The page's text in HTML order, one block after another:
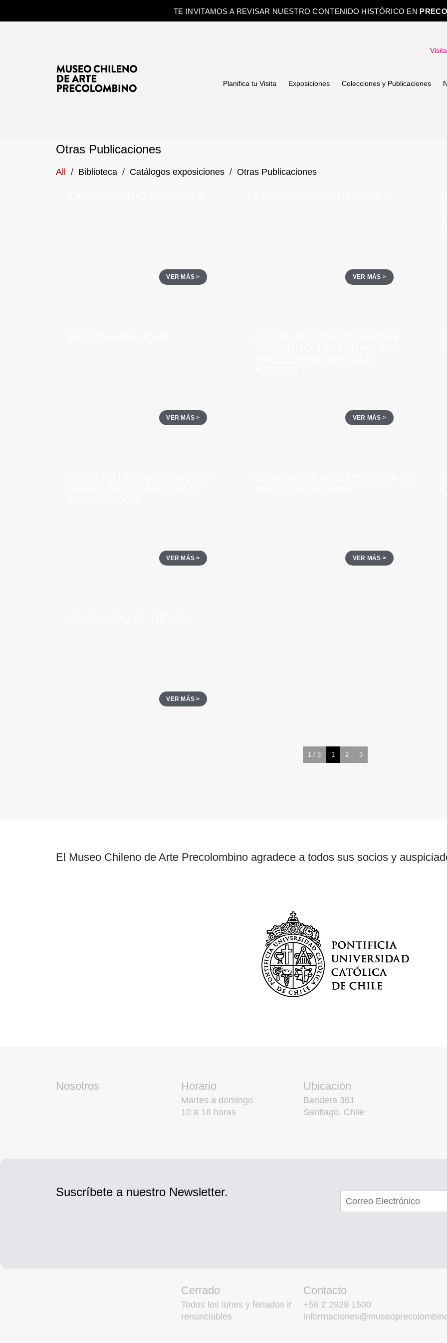
TE INVITAMOS A REVISAR NUESTRO CONTENIDO HISTÓRICO EN
Planifica tu Visita Exposiciones Colecciones y Publicaciones
Otras Publicaciones
All / Biblioteca / Catálogos exposiciones / Otras Publicaciones
VER MÁS > VER MÁS >
VER MÁS > VER MÁS >
VER MÁS > VER MÁS >
VER MÁS >
1 / 3 1 2 3
El Museo Chileno de Arte Precolombino agradece a todos sus socios y
Nosotros Horario
Martes a domingo
10 a 18 horas
Ubicación
Bandera 361
Santiago, Chile
Suscríbete a nuestro Newsletter.
Cerrado
Todos los lunes y feriados ir
renunciables
Contacto
+56 2 2928 1500